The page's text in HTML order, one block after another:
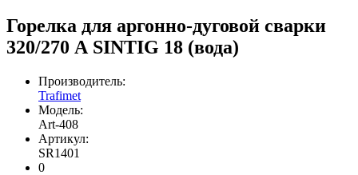
Горелка для аргонно-дуговой сварки
320/270 А SINTIG 18 (вода)
Производитель:
Trafimet
Модель:
Art-408
Артикул:
SR1401
0